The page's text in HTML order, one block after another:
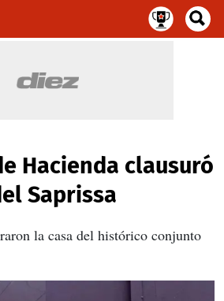
Hacienda clausuró
Saprissa
la casa del histórico conjunto